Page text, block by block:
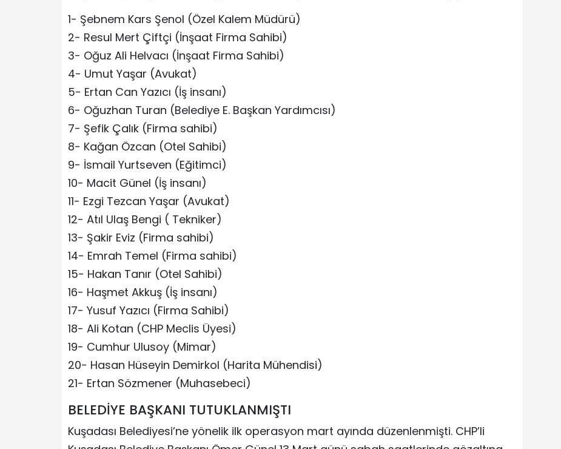
1- Şebnem Kars Şenol (Özel Kalem Müdürü)
2- Resul Mert Çiftçi (İnşaat Firma Sahibi)
3- Oğuz Ali Helvacı (İnşaat Firma Sahibi)
4- Umut Yaşar (Avukat)
5- Ertan Can Yazıcı (İş insanı)
6- Oğuzhan Turan (Belediye E. Başkan Yardımcısı)
7- Şefik Çalık (Firma sahibi)
8- Kağan Özcan (Otel Sahibi)
9- İsmail Yurtseven (Eğitimci)
10- Macit Günel (İş insanı)
11- Ezgi Tezcan Yaşar (Avukat)
12- Atıl Ulaş Bengi ( Tekniker)
13- Şakir Eviz (Firma sahibi)
14- Emrah Temel (Firma sahibi)
15- Hakan Tanır (Otel Sahibi)
16- Haşmet Akkuş (İş insanı)
17- Yusuf Yazıcı (Firma Sahibi)
18- Ali Kotan (CHP Meclis Üyesi)
19- Cumhur Ulusoy (Mimar)
20- Hasan Hüseyin Demirkol (Harita Mühendisi)
21- Ertan Sözmener (Muhasebeci)
BELEDİYE BAŞKANI TUTUKLANMIŞTI
Kuşadası Belediyesi’ne yönelik ilk operasyon mart ayında düzenlenmişti. CHP’li